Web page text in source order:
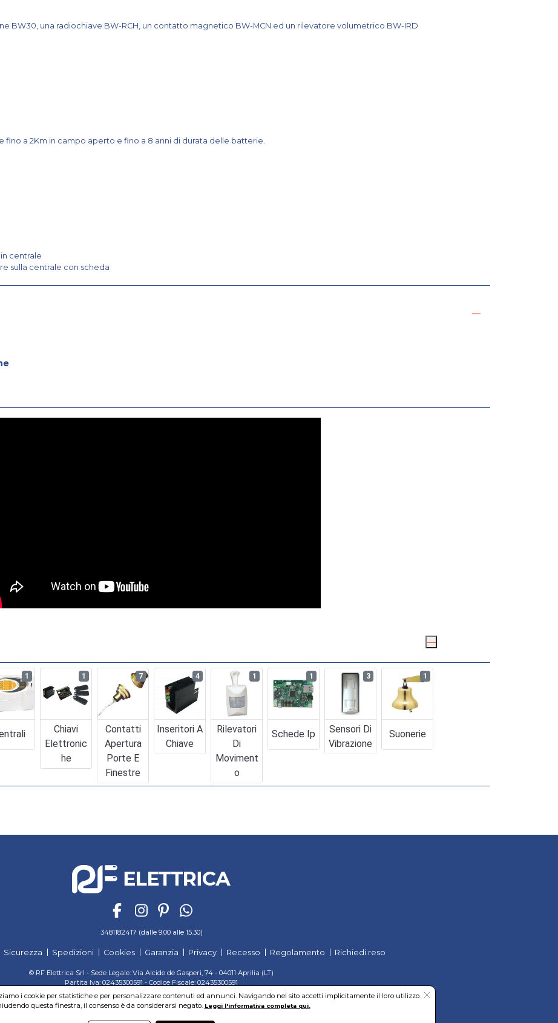
BW30, una radiochiave BW-RCH, un contatto magnetico BW-MCN ed un rilevatore volumetrico BW-IRD
fino a 2Km in campo aperto e fino a 8 anni di durata delle batterie.
centrale
sulla centrale con scheda
1
Chiavi
Elettronic
He
1
Contatti
Apertura
Porte E
Finestre
7
Inseritori A
Chiave
4
Rilevatori
Di
Moviment
O
1
Schede Ip
1
Sensori Di
Vibrazione
3
Suonerie
1
3481182417 (dalle 9.00 alle 15.30)
Sicurezza Spedizioni Cookies Garanzia Privacy Recesso Regolamento Richiedi reso
© RF Elettrica Srl - Sede Legale: Via Alcide de Gasperi, 74 - 04011 Aprilia (LT)
Partita Iva: 02435300591 - Codice Fiscale: 02435300591
Sede Operativa: Via Alcide de Gasperi, 74 - 04011 Aprilia (LT)
Cap. Soc. 95.000,00 Euro Iscritta al Reg. delle Imprese di Latina REA:LT-171116
i cookie per statistiche e per personalizzare contenuti ed annunci. Navigando nel sito accetti implicitamente il loro utilizzo.
questa finestra, il consenso è da considerarsi negato. Leggi l'informativa completa qui.